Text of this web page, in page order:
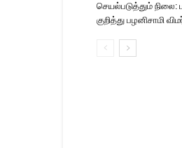
செயல்படுத்தும் நிலை:
குறித்து பழனிசாமி